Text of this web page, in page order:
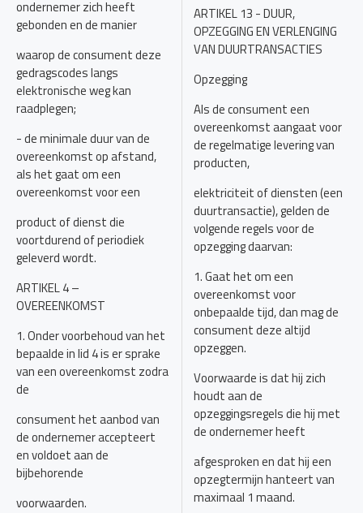
ondernemer zich heeft
gebonden en de manier
waarop de consument deze
gedragscodes langs
elektronische weg kan
raadplegen;
- de minimale duur van de
overeenkomst op afstand,
als het gaat om een
overeenkomst voor een
product of dienst die
voortdurend of periodiek
geleverd wordt.
ARTIKEL 4 –
OVEREENKOMST
1. Onder voorbehoud van het
bepaalde in lid 4 is er sprake
van een overeenkomst zodra
de
consument het aanbod van
de ondernemer accepteert
en voldoet aan de
bijbehorende
voorwaarden.
ARTIKEL 13 - DUUR,
OPZEGGING EN VERLENGING
VAN DUURTRANSACTIES
Opzegging
Als de consument een
overeenkomst aangaat voor
de regelmatige levering van
producten,
elektriciteit of diensten (een
duurtransactie), gelden de
volgende regels voor de
opzegging daarvan:
1. Gaat het om een
overeenkomst voor
onbepaalde tijd, dan mag de
consument deze altijd
opzeggen.
Voorwaarde is dat hij zich
houdt aan de
opzeggingsregels die hij met
de ondernemer heeft
afgesproken en dat hij een
opzegtermijn hanteert van
maximaal 1 maand.